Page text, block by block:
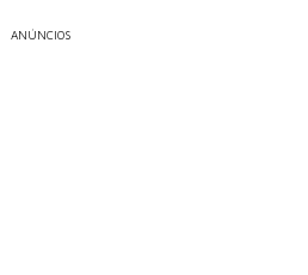
ANÚNCIOS